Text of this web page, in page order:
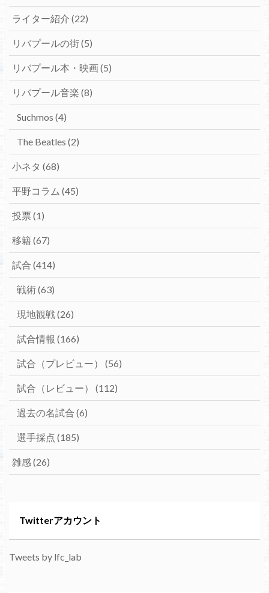
ライター紹介 (22)
リバプールの街(5)
リバプール本・映画(5)
リバプール音楽 (8)
Suchmos (4)
The Beatles (2)
小ネタ (68)
平野コラム (45)
投票 (1)
移籍(67)
試合 (414)
戦術(63)
現地観戦(26)
試合情報 (166)
試合（プレビュー） (56)
試合（レビュー） (112)
過去の名試合 (6)
選手採点 (185)
雑感(26)
Twitterアカウント
Tweets by lfc_lab